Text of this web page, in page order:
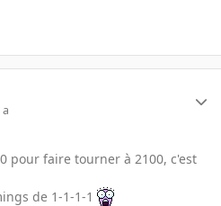
pour faire tourner à 2100, c'est
de 1-1-1-1